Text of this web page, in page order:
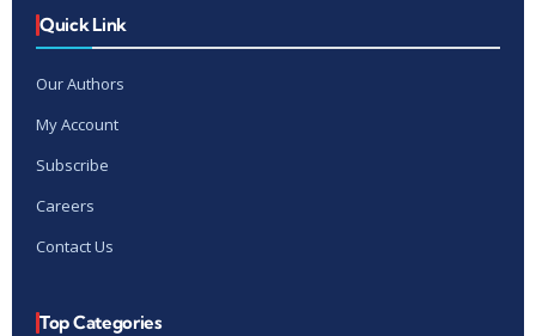
Quick Link
Our Authors
My Account
Subscribe
Careers
Contact Us
Top Categories